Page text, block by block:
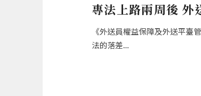
專法上路兩周後 外
《外送員權益保障及外送平
法的落差...